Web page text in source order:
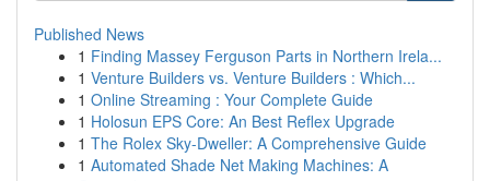
Published News
1 Finding Massey Ferguson Parts in Northern Irela...
1 Venture Builders vs. Venture Builders : Which...
1 Online Streaming : Your Complete Guide
1 Holosun EPS Core: An Best Reflex Upgrade
1 The Rolex Sky-Dweller: A Comprehensive Guide
1 Automated Shade Net Making Machines: A